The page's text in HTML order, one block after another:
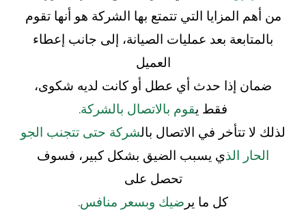
من أهم المزايا التي تتمتع بها الشركة هو أنها تقوم
بالمتابعة بعد عمليات الصيانة، إلى جانب إعطاء
العميل
ضمان إذا حدث أي عطل أو كانت لديه شكوى،
فقط يقوم بالاتصال بالشركة.
لذلك لا تتأخر في الاتصال بالشركة حتى تتجنب الجو
الحار الذي يسبب الضيق بشكل كبير، فسوف
تحصل على
كل ما ير ضيك وبسعر منافس.